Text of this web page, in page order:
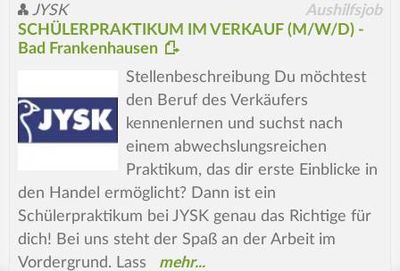
JYSK Aushilfsjob
SCHÜLERPRAKTIKUM IM VERKAUF (M/W/D) -
Bad Frankenhausen
Stellenbeschreibung Du möchtest
den Beruf des Verkäufers
kennenlernen und suchst nach
einem abwechslungsreichen
Praktikum, das dir erste Einblicke in
den Handel ermöglicht? Dann ist ein
Schülerpraktikum bei JYSK genau das Richtige für
dich! Bei uns steht der Spaß an der Arbeit im
Vordergrund. Lass